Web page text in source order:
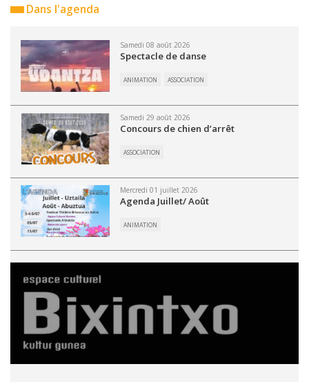
Dans l'agenda
Samedi 08 août 2026
Spectacle de danse
ANIMATION ASSOCIATION
Samedi 29 août 2026
Concours de chien d’arrêt
ASSOCIATION
Mercredi 01 juillet 2026
Agenda Juillet/ Août
ANIMATION